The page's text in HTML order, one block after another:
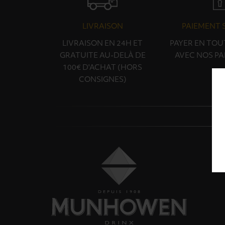
LIVRAISON
LIVRAISON EN 24H ET
GRATUITE AU-DELÀ DE
100€ D'ACHAT (HORS
CONSIGNES)
PAIEMENT
PAYER EN
AVEC NOS